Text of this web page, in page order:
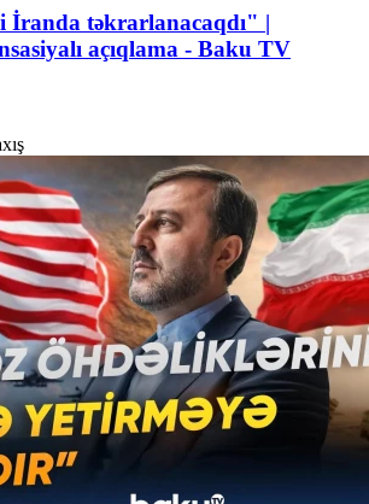
İranda təkrarlanacaqdı" |
açıqlama - Baku TV